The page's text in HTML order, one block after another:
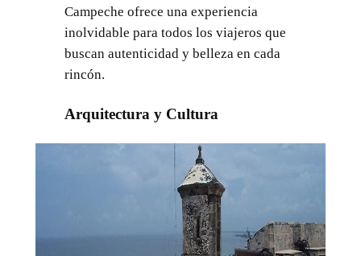
Campeche ofrece una experiencia
inolvidable para todos los viajeros que
buscan autenticidad y belleza en cada
rincón.
Arquitectura y Cultura